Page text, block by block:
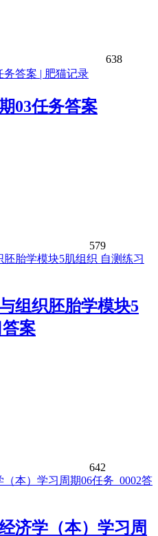
638
03任务答案
579
组织胚胎学模块5
案
642
济学（本）学习周